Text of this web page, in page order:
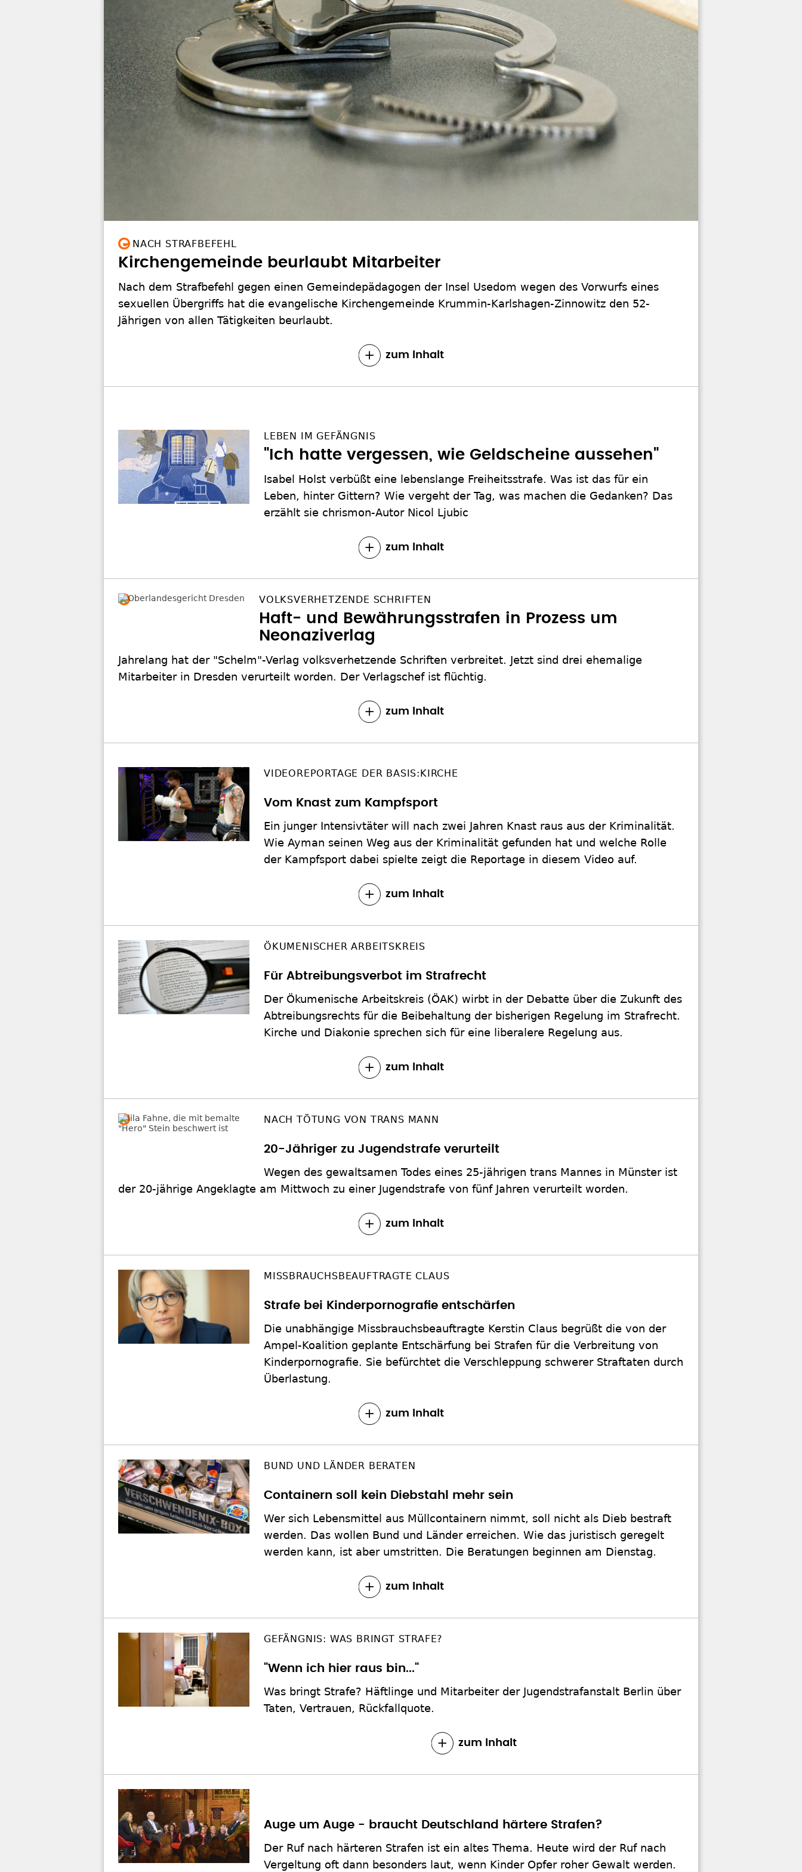
NACH STRAFBEFEHL
Kirchengemeinde beurlaubt Mitarbeiter
Nach dem Strafbefehl gegen einen Gemeindepädagogen der Insel Usedom wegen des Vorwurfs eines
sexuellen Übergriffs hat die evangelische Kirchengemeinde Krummin-Karlshagen-Zinnowitz den 52-
Jährigen von allen Tätigkeiten beurlaubt.
zum Inhalt
LEBEN IM GEFÄNGNIS
"Ich hatte vergessen, wie Geldscheine aussehen"
Isabel Holst verbüßt eine lebenslange Freiheitsstrafe. Was ist das für ein
Leben, hinter Gittern? Wie vergeht der Tag, was machen die Gedanken? Das
erzählt sie chrismon-Autor Nicol Ljubic
zum Inhalt
VOLKSVERHETZENDE SCHRIFTEN
Haft- und Bewährungsstrafen in Prozess um
Neonaziverlag
Jahrelang hat der "Schelm"-Verlag volksverhetzende Schriften verbreitet. Jetzt sind drei ehemalige
Mitarbeiter in Dresden verurteilt worden. Der Verlagschef ist flüchtig.
zum Inhalt
VIDEOREPORTAGE DER BASIS:KIRCHE
Vom Knast zum Kampfsport
Ein junger Intensivtäter will nach zwei Jahren Knast raus aus der Kriminalität.
Wie Ayman seinen Weg aus der Kriminalität gefunden hat und welche Rolle
der Kampfsport dabei spielte zeigt die Reportage in diesem Video auf.
zum Inhalt
ÖKUMENISCHER ARBEITSKREIS
Für Abtreibungsverbot im Strafrecht
Der Ökumenische Arbeitskreis (ÖAK) wirbt in der Debatte über die Zukunft des
Abtreibungsrechts für die Beibehaltung der bisherigen Regelung im Strafrecht.
Kirche und Diakonie sprechen sich für eine liberalere Regelung aus.
zum Inhalt
NACH TÖTUNG VON TRANS MANN
20-Jähriger zu Jugendstrafe verurteilt
Wegen des gewaltsamen Todes eines 25-jährigen trans Mannes in Münster ist
der 20-jährige Angeklagte am Mittwoch zu einer Jugendstrafe von fünf Jahren verurteilt worden.
zum Inhalt
MISSBRAUCHSBEAUFTRAGTE CLAUS
Strafe bei Kinderpornografie entschärfen
Die unabhängige Missbrauchsbeauftragte Kerstin Claus begrüßt die von der
Ampel-Koalition geplante Entschärfung bei Strafen für die Verbreitung von
Kinderpornografie. Sie befürchtet die Verschleppung schwerer Straftaten durch
Überlastung.
zum Inhalt
BUND UND LÄNDER BERATEN
Containern soll kein Diebstahl mehr sein
Wer sich Lebensmittel aus Müllcontainern nimmt, soll nicht als Dieb bestraft
werden. Das wollen Bund und Länder erreichen. Wie das juristisch geregelt
werden kann, ist aber umstritten. Die Beratungen beginnen am Dienstag.
zum Inhalt
GEFÄNGNIS: WAS BRINGT STRAFE?
"Wenn ich hier raus bin..."
Was bringt Strafe? Häftlinge und Mitarbeiter der Jugendstrafanstalt Berlin über
Taten, Vertrauen, Rückfallquote.
zum Inhalt
Auge um Auge - braucht Deutschland härtere Strafen?
Der Ruf nach härteren Strafen ist ein altes Thema. Heute wird der Ruf nach
Vergeltung oft dann besonders laut, wenn Kinder Opfer roher Gewalt werden.